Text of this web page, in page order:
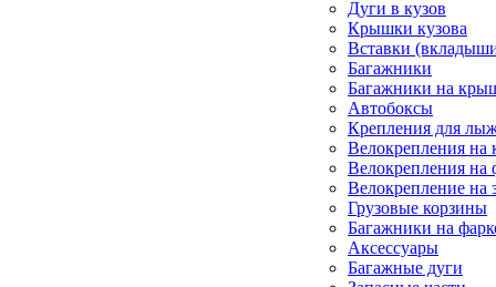
Дуги в кузов
Крышки кузова
Вставки
Багажники
Багажники на
Автобоксы
Крепления для
Велокрепления
Велокрепления на
Велокрепление на
Грузовые корзины
Багажники на
Аксессуары
Багажные дуги